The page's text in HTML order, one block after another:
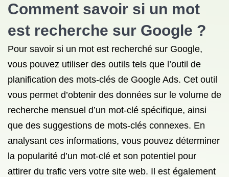
Comment savoir si un mot
est recherche sur Google ?
Pour savoir si un mot est recherché sur Google,
vous pouvez utiliser des outils tels que l’outil de
planification des mots-clés de Google Ads. Cet outil
vous permet d’obtenir des données sur le volume de
recherche mensuel d’un mot-clé spécifique, ainsi
que des suggestions de mots-clés connexes. En
analysant ces informations, vous pouvez déterminer
la popularité d’un mot-clé et son potentiel pour
attirer du trafic vers votre site web. Il est également